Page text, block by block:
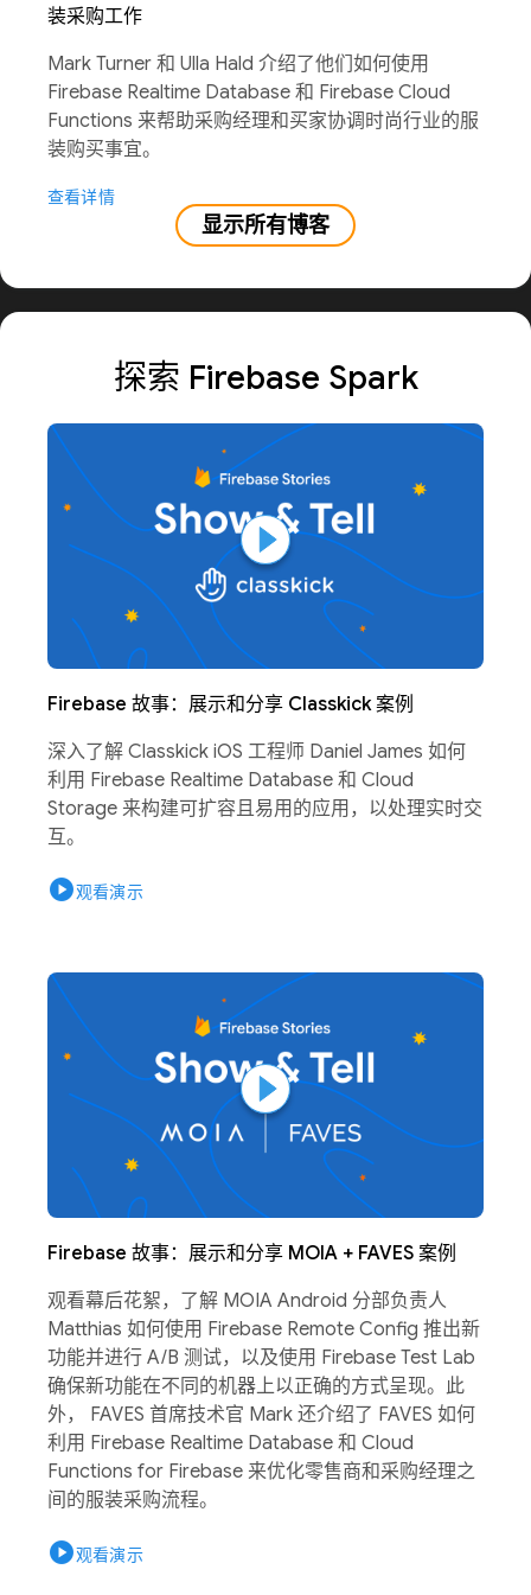
装采购工作
Mark Turner 和 Ulla Hald 介绍了他们如何使用
Firebase Realtime Database 和 Firebase Cloud
Functions 来帮助采购经理和买家协调时尚行业的服
装购买事宜。
查看详情
显示所有博客
探索 Firebase Spark
Firebase 故事：展示和分享 Classkick 案例
深入了解 Classkick iOS 工程师 Daniel James 如何
利用 Firebase Realtime Database 和 Cloud
Storage 来构建可扩容且易用的应用，以处理实时交
互。
play_circle观看演示
Firebase 故事：展示和分享 MOIA + FAVES 案例
观看幕后花絮，了解 MOIA Android 分部负责人
Matthias 如何使用 Firebase Remote Config 推出新
功能并进行 A/B 测试，以及使用 Firebase Test Lab
确保新功能在不同的机器上以正确的方式呈现。此
外， FAVES 首席技术官 Mark 还介绍了 FAVES 如何
利用 Firebase Realtime Database 和 Cloud
Functions for Firebase 来优化零售商和采购经理之
间的服装采购流程。
play_circle观看演示